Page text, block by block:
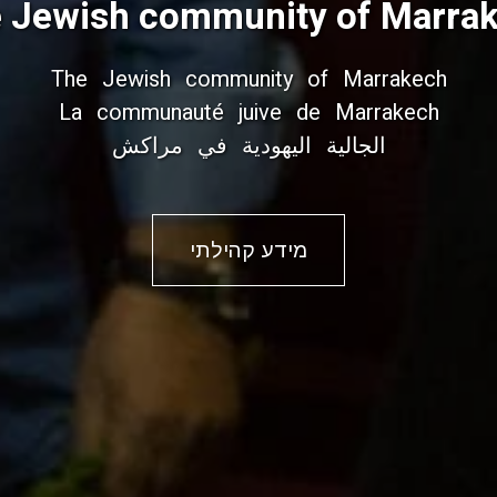
Jewish community of
The Jewish community of Marrakech
La communauté juive de Marrakech
الجالية اليهودية في مراكش
מידע קהילתי